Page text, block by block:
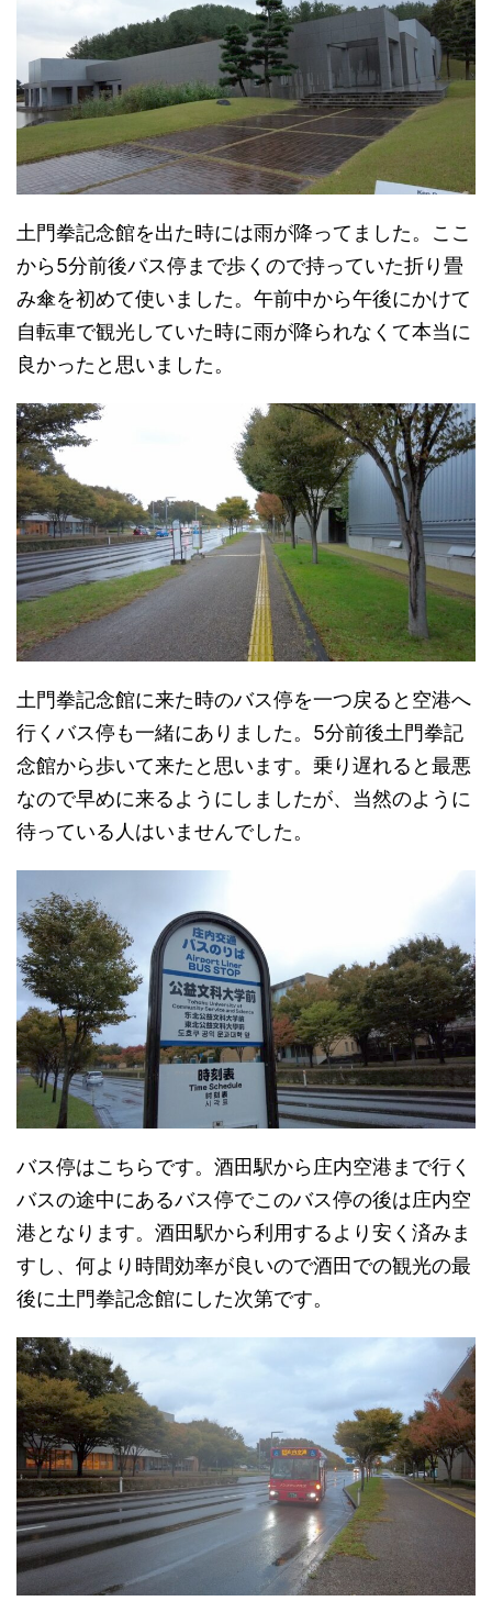
土門拳記念館を出た時には雨が降ってました。ここ
から5分前後バス停まで歩くので持っていた折り畳
み傘を初めて使いました。午前中から午後にかけて
自転車で観光していた時に雨が降られなくて本当に
良かったと思いました。
土門拳記念館に来た時のバス停を一つ戻ると空港へ
行くバス停も一緒にありました。5分前後土門拳記
念館から歩いて来たと思います。乗り遅れると最悪
なので早めに来るようにしましたが、当然のように
待っている人はいませんでした。
バス停はこちらです。酒田駅から庄内空港まで行く
バスの途中にあるバス停でこのバス停の後は庄内空
港となります。酒田駅から利用するより安く済みま
すし、何より時間効率が良いので酒田での観光の最
後に土門拳記念館にした次第です。